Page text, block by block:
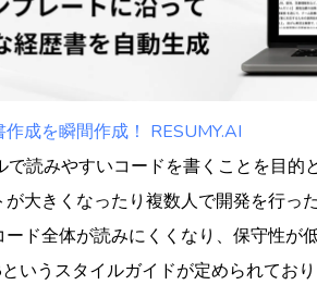
4.2 black
4.3 isort
初心者がPEP8を実践するためのポイン
5.1 小さなプロジェクトで実践する
5.2 コードレビューを活用する
5.3 ドキュメントやリソースを活用
5.4 エディタやIDEの設定を見直す
まとめ
成を瞬間作成！ RESUMY.AI
で読みやすいコードを書くことを目的
が大きくなったり複数人で開発を行っ
ド全体が読みにくくなり、保守性が
いうスタイルガイドが定められてお